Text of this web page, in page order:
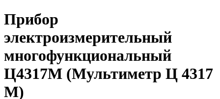
Прибор
электроизмерительный
многофункциональный
Ц4317М (Мультиметр Ц 4317
М)